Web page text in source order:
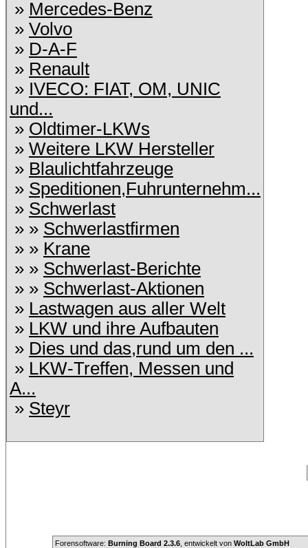
» Mercedes-Benz
» Volvo
» D-A-F
» Renault
» IVECO: FIAT, OM, UNIC
und...
» Oldtimer-LKWs
» Weitere LKW Hersteller
» Blaulichtfahrzeuge
» Speditionen,Fuhrunternehm...
» Schwerlast
» » Schwerlastfirmen
» » Krane
» » Schwerlast-Berichte
» » Schwerlast-Aktionen
» Lastwagen aus aller Welt
» LKW und ihre Aufbauten
» Dies und das,rund um den ...
» LKW-Treffen, Messen und
A...
» Steyr
Forensoftware:Burning Board 2.3.6 , entwickelt vonWoltLab GmbH